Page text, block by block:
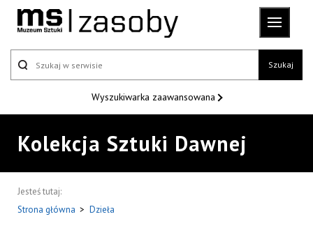
Szukaj
Wyszukiwarka zaawansowana
Kolekcja Sztuki Dawnej
Jesteś tutaj:
Strona główna > Dzieła